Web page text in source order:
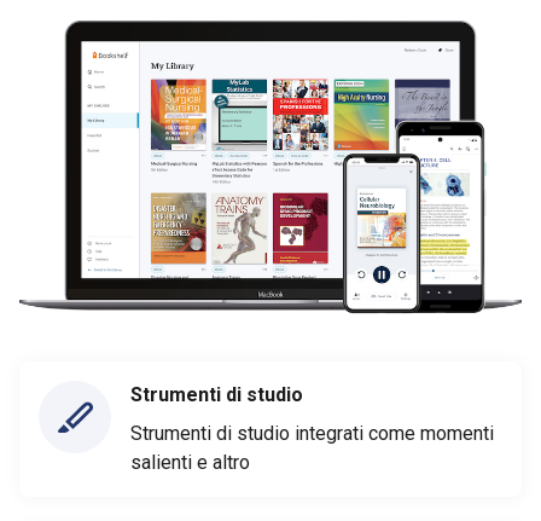
Strumenti di studio
Strumenti di studio integrati come momenti
salienti e altro